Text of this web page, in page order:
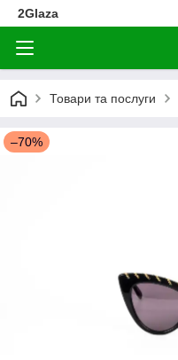
2Glaza
Товари та послуги
–70%